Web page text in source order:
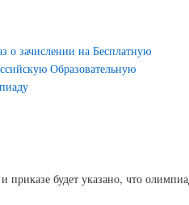
о зачислении на Бесплатную
Образовательную
и приказе будет указано, что